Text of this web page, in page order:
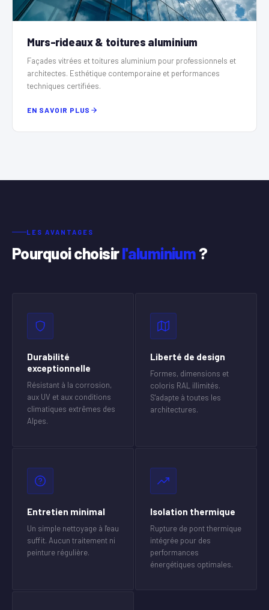
Murs-rideaux & toitures aluminium
Façades vitrées et toitures aluminium pour professionnels et
architectes. Esthétique contemporaine et performances
techniques certifiées.
EN SAVOIR PLUS
LES AVANTAGES
Pourquoi choisirl'aluminium?
Durabilité
exceptionnelle
Résistant à la corrosion,
aux UV et aux conditions
climatiques extrêmes des
Alpes.
Liberté de design
Formes, dimensions et
coloris RAL illimités.
S'adapte à toutes les
architectures.
Entretien minimal
Un simple nettoyage à l'eau
suffit. Aucun traitement ni
peinture régulière.
Isolation thermique
Rupture de pont thermique
intégrée pour des
performances
énergétiques optimales.